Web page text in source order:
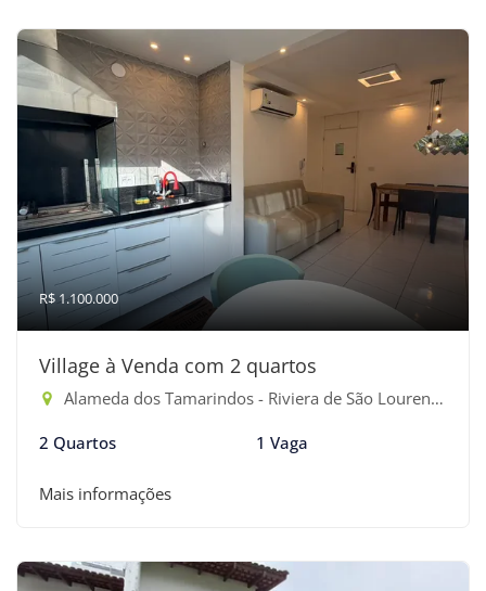
R$ 1.100.000
Village à Venda com 2 quartos
Alameda dos Tamarindos - Riviera de São Lourenço, Bertioga-SP
2 Quartos 1 Vaga
Mais informações